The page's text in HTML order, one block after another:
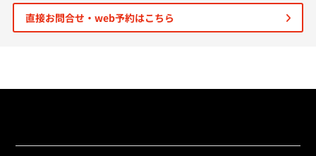
直接お問合せ・web予約はこちら